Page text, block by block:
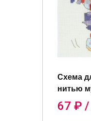
Схема
нитью
67 ₽